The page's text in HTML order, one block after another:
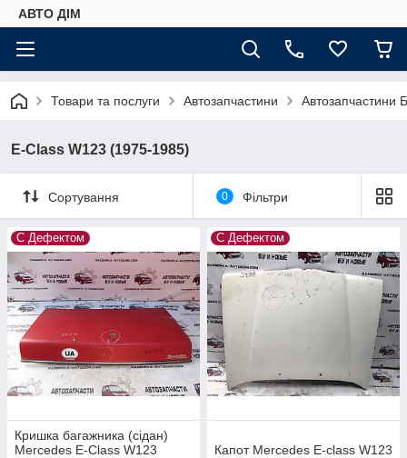
АВТО ДIМ
Товари та послуги Автозапчастини Автозапчастини
E-Class W123 (1975-1985)
Сортування 0 Фільтри
С Дефектом
Кришка багажника (сідан)
Mercedes E-Class W123
С Дефектом
Капот Mercedes E-class W123